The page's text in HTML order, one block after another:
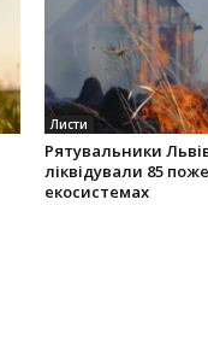
Листи
Рятувальники
ліквідували 85
екосистемах